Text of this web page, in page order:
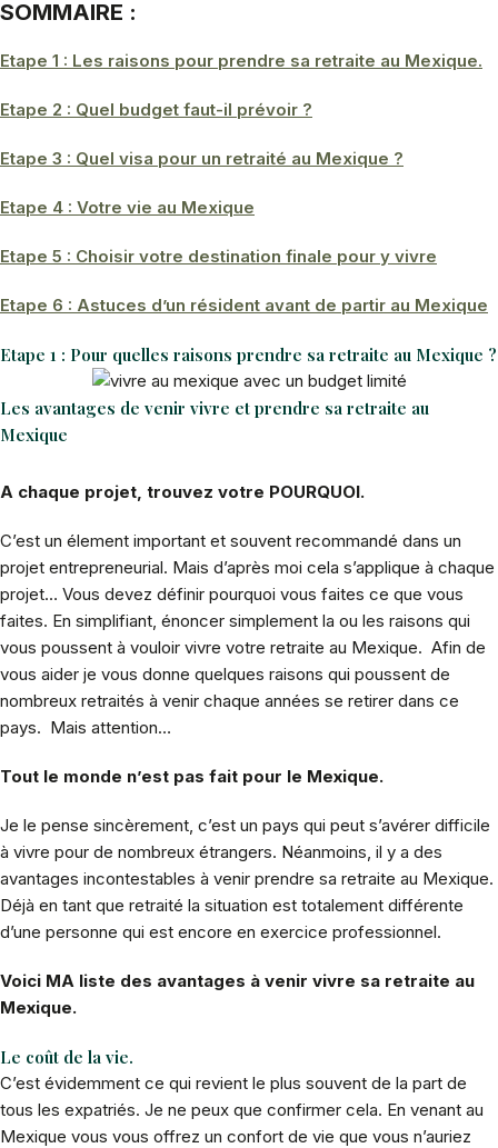
SOMMAIRE :
Etape 1 : Les raisons pour prendre sa retraite au Mexique.
Etape 2 : Quel budget faut-il prévoir ?
Etape 3 : Quel visa pour un retraité au Mexique ?
Etape 4 : Votre vie au Mexique
Etape 5 : Choisir votre destination finale pour y vivre
Etape 6 : Astuces d’un résident avant de partir au Mexique
Etape 1 : Pour quelles raisons prendre sa retraite au Mexique ?
Les avantages de venir vivre et prendre sa retraite au
Mexique
A chaque projet, trouvez votre POURQUOI.
C’est un élement important et souvent recommandé dans un
projet entrepreneurial. Mais d’après moi cela s’applique à chaque
projet… Vous devez définir pourquoi vous faites ce que vous
faites. En simplifiant, énoncer simplement la ou les raisons qui
vous poussent à vouloir vivre votre retraite au Mexique. Afin de
vous aider je vous donne quelques raisons qui poussent de
nombreux retraités à venir chaque années se retirer dans ce
pays. Mais attention…
Tout le monde n’est pas fait pour le Mexique.
Je le pense sincèrement, c’est un pays qui peut s’avérer difficile
à vivre pour de nombreux étrangers. Néanmoins, il y a des
avantages incontestables à venir prendre sa retraite au Mexique.
Déjà en tant que retraité la situation est totalement différente
d’une personne qui est encore en exercice professionnel.
Voici MA liste des avantages à venir vivre sa retraite au
Mexique.
Le coût de la vie.
C’est évidemment ce qui revient le plus souvent de la part de
tous les expatriés. Je ne peux que confirmer cela. En venant au
Mexique vous vous offrez un confort de vie que vous n’auriez